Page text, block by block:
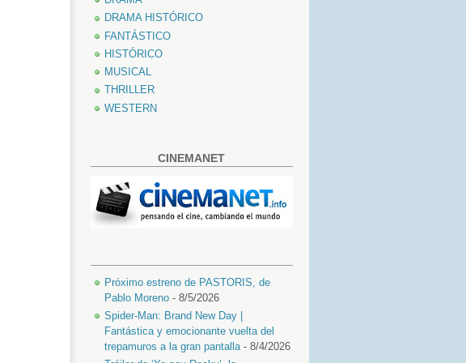
DRAMA HISTÓRICO
FANTÁSTICO
HISTÓRICO
MUSICAL
THRILLER
WESTERN
CINEMANET
Próximo estreno de PASTORIS, de
Pablo Moreno- 8/5/2026
Spider-Man: Brand New Day |
Fantástica y emocionante vuelta del
trepamuros a la gran pantalla- 8/4/2026